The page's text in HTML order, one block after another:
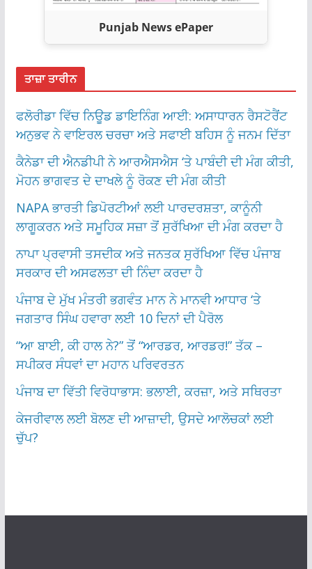
Punjab News ePaper
ਤਾਜ਼ਾ ਤਾਰੀਨ
ਫਲੋਰੀਡਾ ਵਿੱਚ ਨਿਊਡ ਡਾਇਨਿੰਗ ਆਈ: ਅਸਾਧਾਰਨ ਰੈਸਟੋਰੈਂਟ
ਅਨੁਭਵ ਨੇ ਵਾਇਰਲ ਚਰਚਾ ਅਤੇ ਸਫਾਈ ਬਹਿਸ ਨੂੰ ਜਨਮ ਦਿੱਤਾ
ਕੈਨੇਡਾ ਦੀ ਐਨਡੀਪੀ ਨੇ ਆਰਐਸਐਸ ‘ਤੇ ਪਾਬੰਦੀ ਦੀ ਮੰਗ ਕੀਤੀ,
ਮੋਹਨ ਭਾਗਵਤ ਦੇ ਦਾਖਲੇ ਨੂੰ ਰੋਕਣ ਦੀ ਮੰਗ ਕੀਤੀ
NAPA ਭਾਰਤੀ ਡਿਪੋਰਟੀਆਂ ਲਈ ਪਾਰਦਰਸ਼ਤਾ, ਕਾਨੂੰਨੀ
ਲਾਗੂਕਰਨ ਅਤੇ ਸਮੂਹਿਕ ਸਜ਼ਾ ਤੋਂ ਸੁਰੱਖਿਆ ਦੀ ਮੰਗ ਕਰਦਾ ਹੈ
ਨਾਪਾ ਪ੍ਰਵਾਸੀ ਤਸਦੀਕ ਅਤੇ ਜਨਤਕ ਸੁਰੱਖਿਆ ਵਿੱਚ ਪੰਜਾਬ
ਸਰਕਾਰ ਦੀ ਅਸਫਲਤਾ ਦੀ ਨਿੰਦਾ ਕਰਦਾ ਹੈ
ਪੰਜਾਬ ਦੇ ਮੁੱਖ ਮੰਤਰੀ ਭਗਵੰਤ ਮਾਨ ਨੇ ਮਾਨਵੀ ਆਧਾਰ ‘ਤੇ
ਜਗਤਾਰ ਸਿੰਘ ਹਵਾਰਾ ਲਈ 10 ਦਿਨਾਂ ਦੀ ਪੈਰੋਲ
“ਆ ਬਾਈ, ਕੀ ਹਾਲ ਨੇ?” ਤੋਂ “ਆਰਡਰ, ਆਰਡਰ!” ਤੱਕ –
ਸਪੀਕਰ ਸੰਧਵਾਂ ਦਾ ਮਹਾਨ ਪਰਿਵਰਤਨ
ਪੰਜਾਬ ਦਾ ਵਿੱਤੀ ਵਿਰੋਧਾਭਾਸ: ਭਲਾਈ, ਕਰਜ਼ਾ, ਅਤੇ ਸਥਿਰਤਾ
ਕੇਜਰੀਵਾਲ ਲਈ ਬੋਲਣ ਦੀ ਆਜ਼ਾਦੀ, ਉਸਦੇ ਆਲੋਚਕਾਂ ਲਈ
ਚੁੱਪ?